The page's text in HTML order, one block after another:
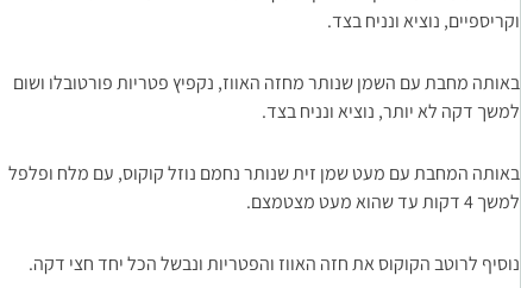
וקריספיים, נוציא ונניח בצד.
באותה מחבת עם השמן שנותר מחזה האווז, נקפיץ פטריות פורטובלו ושום
למשך דקה לא יותר, נוציא ונניח בצד.
באותה המחבת עם מעט שמן זית שנותר נחמם נוזל קוקוס, עם מלח ופלפל
למשך 4 דקות עד שהוא מעט מצטמצם.
נוסיף לרוטב הקוקוס את חזה האווז והפטריות ונבשל הכל יחד חצי דקה.